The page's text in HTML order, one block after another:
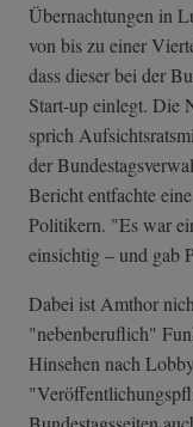
Übernachtungen in
von bis zu einer
dass dieser bei der
Start-up einlegt. Die
sprich
der
Bericht entfachte
Politikern. "Es war
einsichtig – und gab
Dabei ist Amthor
"nebenberuflich"
Hinsehen nach